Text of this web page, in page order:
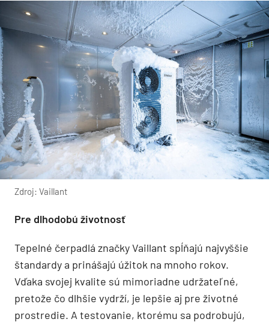
Zdroj: Vaillant
Pre dlhodobú životnosť
Tepelné čerpadlá značky Vaillant spĺňajú najvyššie
štandardy a prinášajú úžitok na mnoho rokov.
Vďaka svojej kvalite sú mimoriadne udržateľné,
pretože čo dlhšie vydrží, je lepšie aj pre životné
prostredie. A testovanie, ktorému sa podrobujú,